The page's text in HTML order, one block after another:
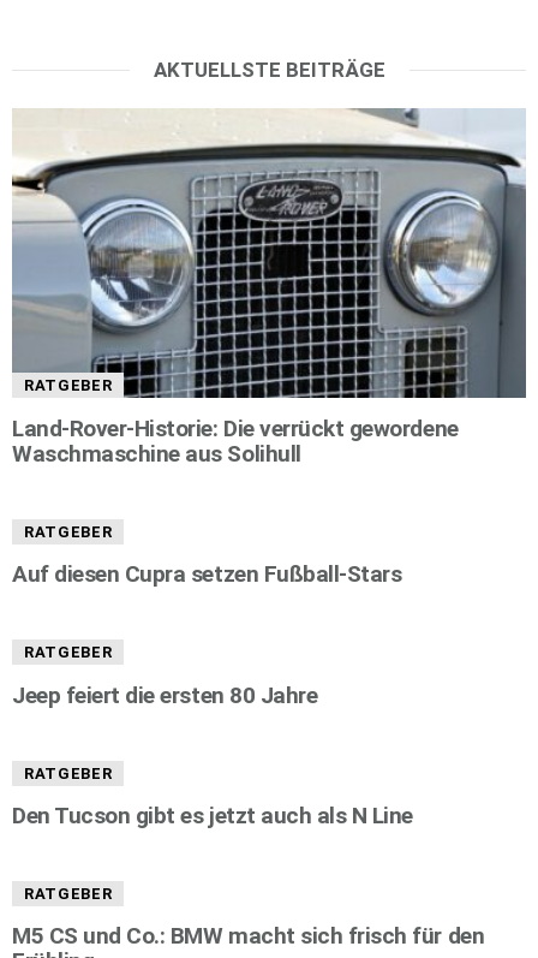
AKTUELLSTE BEITRÄGE
RATGEBER
Land-Rover-Historie: Die verrückt gewordene
Waschmaschine aus Solihull
RATGEBER
Auf diesen Cupra setzen Fußball-Stars
RATGEBER
Jeep feiert die ersten 80 Jahre
RATGEBER
Den Tucson gibt es jetzt auch als N Line
RATGEBER
M5 CS und Co.: BMW macht sich frisch für den